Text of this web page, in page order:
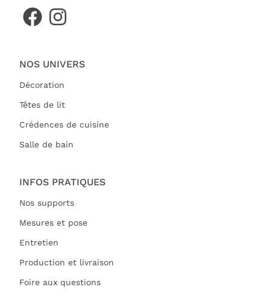
NOS UNIVERS
Décoration
Têtes de lit
Crédences de cuisine
Salle de bain
INFOS PRATIQUES
Nos supports
Mesures et pose
Entretien
Production et livraison
Foire aux questions